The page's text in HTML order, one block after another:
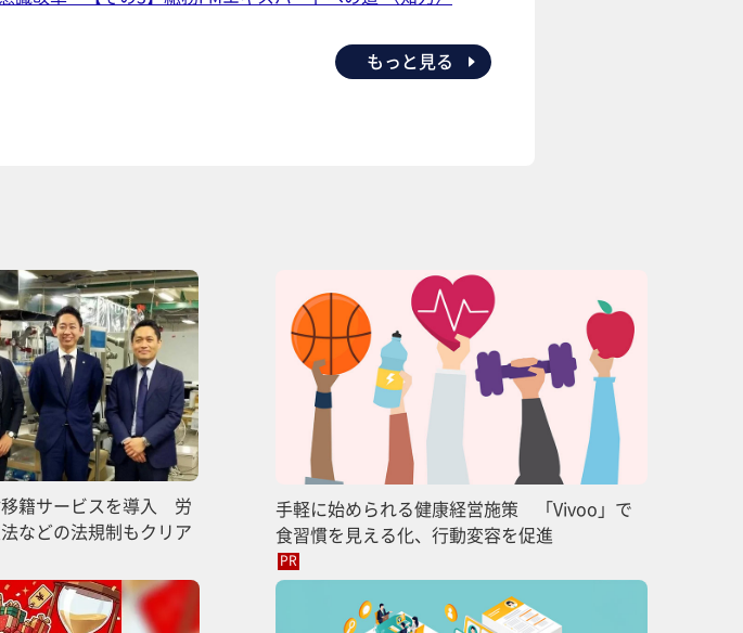
もっと見る
籍サービスを導入 労
などの法規制もクリア
手軽に始められる健康経営施策 「Vivoo」で
食習慣を見える化、行動変容を促進
PR